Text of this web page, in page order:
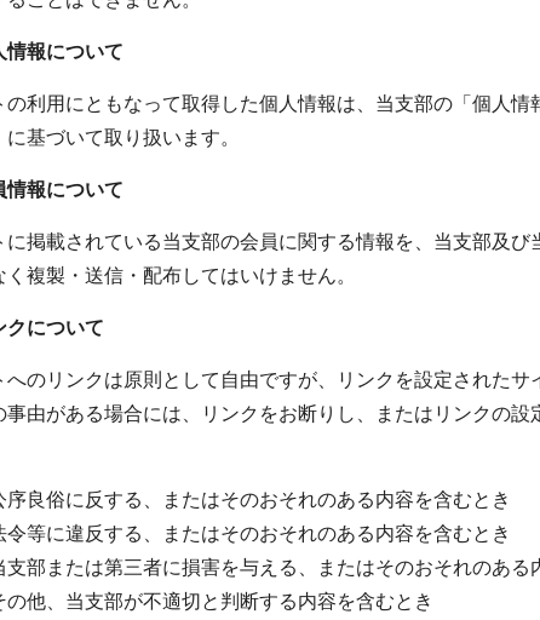
情報について
の利用にともなって取得した個人情報は、当支部の「個人情
基づいて取り扱います。
情報について
に掲載されている当支部の会員に関する情報を、当支部及び
複製・送信・配布してはいけません。
クについて
へのリンクは原則として自由ですが、リンクを設定されたサ
事由がある場合には、リンクをお断りし、またはリンクの設
序良俗に反する、またはそのおそれのある内容を含むとき
令等に違反する、またはそのおそれのある内容を含むとき
支部または第三者に損害を与える、またはそのおそれのある
の他、当支部が不適切と判断する内容を含むとき